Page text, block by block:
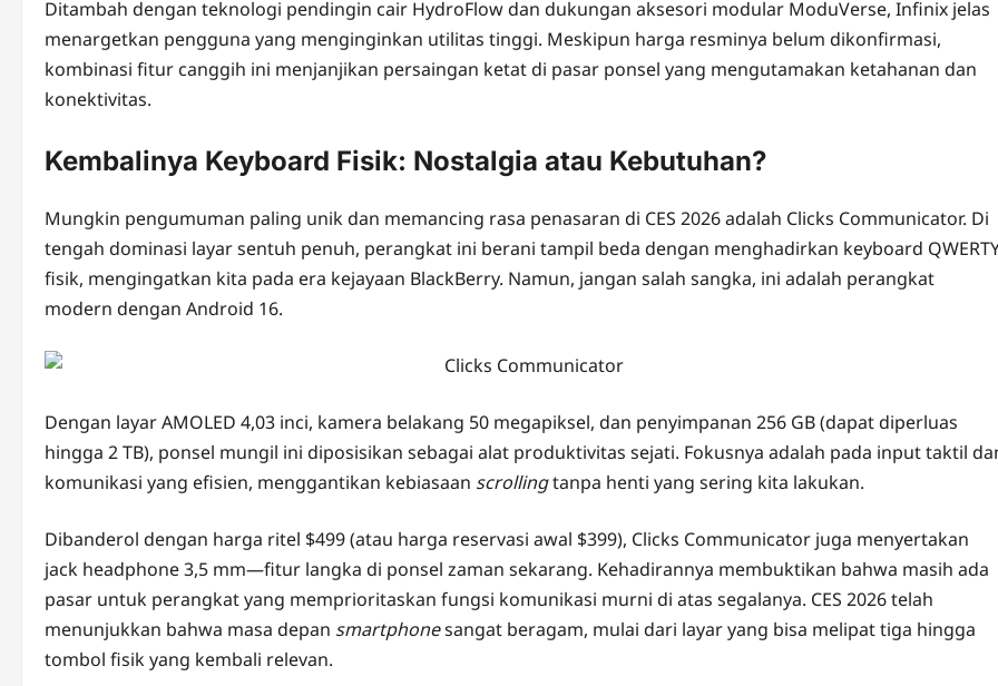
Ditambah dengan teknologi pendingin cair HydroFlow dan dukungan aksesori modular ModuVerse, Infinix jelas
menargetkan pengguna yang menginginkan utilitas tinggi. Meskipun harga resminya belum dikonfirmasi,
kombinasi fitur canggih ini menjanjikan persaingan ketat di pasar ponsel yang mengutamakan ketahanan dan
konektivitas.
Kembalinya Keyboard Fisik: Nostalgia atau Kebutuhan?
Mungkin pengumuman paling unik dan memancing rasa penasaran di CES 2026 adalah Clicks Communicator. Di
tengah dominasi layar sentuh penuh, perangkat ini berani tampil beda dengan menghadirkan keyboard
fisik, mengingatkan kita pada era kejayaan BlackBerry. Namun, jangan salah sangka, ini adalah perangkat
modern dengan Android 16.
Dengan layar AMOLED 4,03 inci, kamera belakang 50 megapiksel, dan penyimpanan 256 GB (dapat diperluas
hingga 2 TB), ponsel mungil ini diposisikan sebagai alat produktivitas sejati. Fokusnya adalah pada input taktil
komunikasi yang efisien, menggantikan kebiasaan scrollingtanpa henti yang sering kita lakukan.
Dibanderol dengan harga ritel $499 (atau harga reservasi awal $399), Clicks Communicator juga menyertakan
jack headphone 3,5 mm—fitur langka di ponsel zaman sekarang. Kehadirannya membuktikan bahwa masih ada
pasar untuk perangkat yang memprioritaskan fungsi komunikasi murni di atas segalanya. CES 2026 telah
menunjukkan bahwa masa depan smartphonesangat beragam, mulai dari layar yang bisa melipat tiga hingga
tombol fisik yang kembali relevan.